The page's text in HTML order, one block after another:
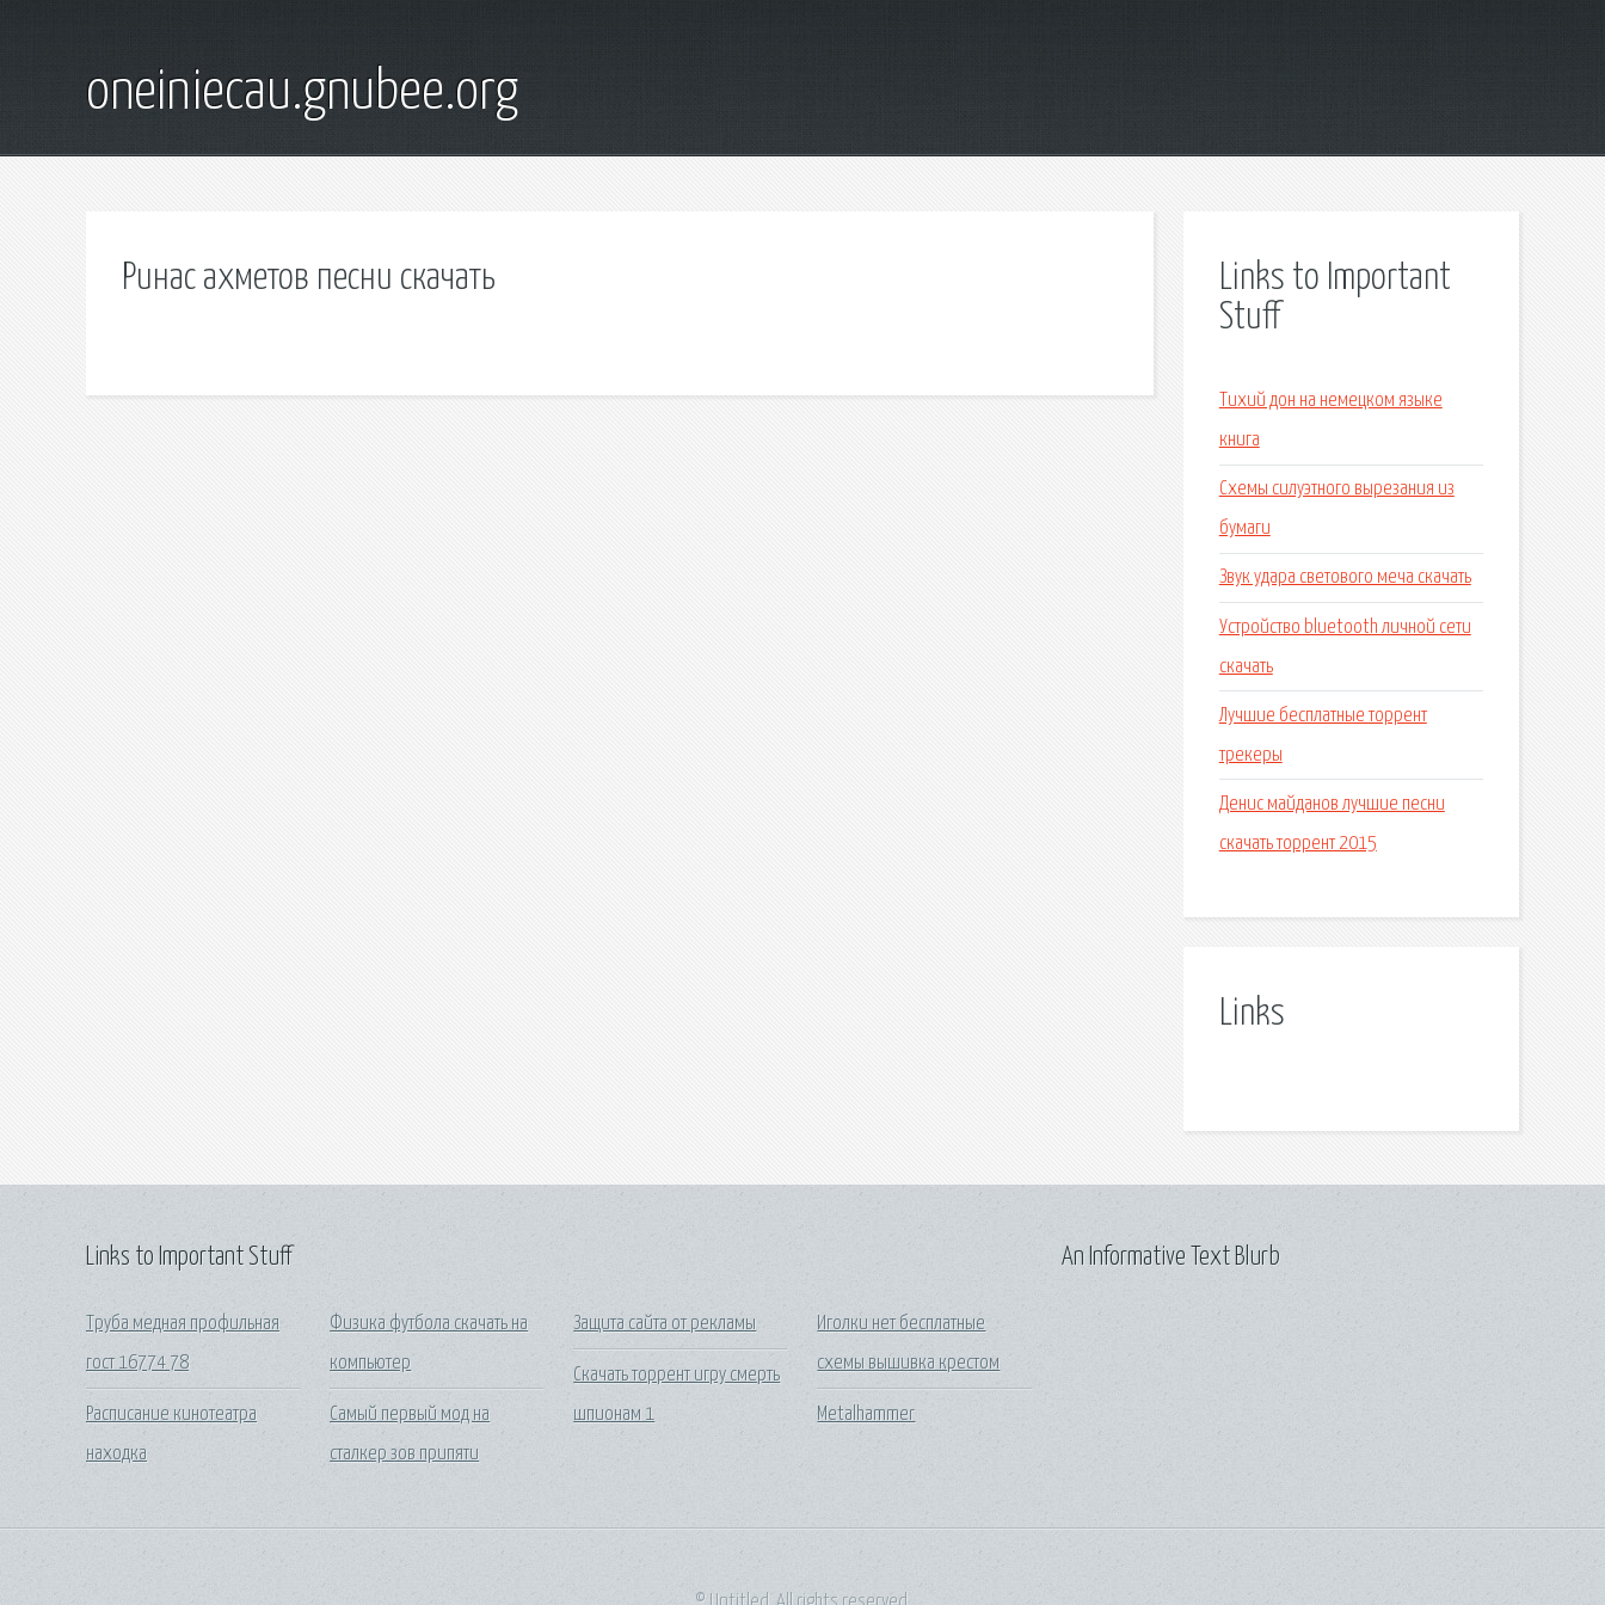
oneiniecau.gnubee.org
Ринас ахметов песни скачать
Links to Important
Stuff
Тихий дон на немецком языке
книга
Схемы силуэтного вырезания из
бумаги
Звук удара светового меча скачать
Устройство bluetooth личной сети
скачать
Лучшие бесплатные торрент
трекеры
Денис майданов лучшие песни
скачать торрент 2015
Links
Links to Important Stuff
Труба медная профильная
гост 16774 78
Расписание кинотеатра
находка
Физика футбола скачать на
компьютер
Самый первый мод на
сталкер зов припяти
Защита сайта от рекламы
Скачать торрент игру смерть
шпионам 1
Иголки нет бесплатные
схемы вышивка крестом
Metalhammer
An Informative Text Blurb